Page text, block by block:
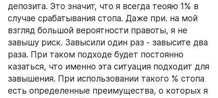
депозита. Это значит, что я всегда теояю 1% в
случае срабатывания стопа. Даже при. на мой
взгляд большой вероятности правоты, я не
завышу риск. Завысили один раз - завысите два
раза. При таком подходе будет постоянно
казаться, что именно эта ситуация подходит для
завышения. При использовании такого % стопа
есть определенные преимущества, о которых я